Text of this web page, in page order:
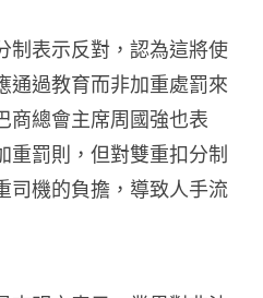
制表示反對，認為這將使
通過教育而非加重處罰來
商總會主席周國強也表
重罰則，但對雙重扣分制
司機的負擔，導致人手流